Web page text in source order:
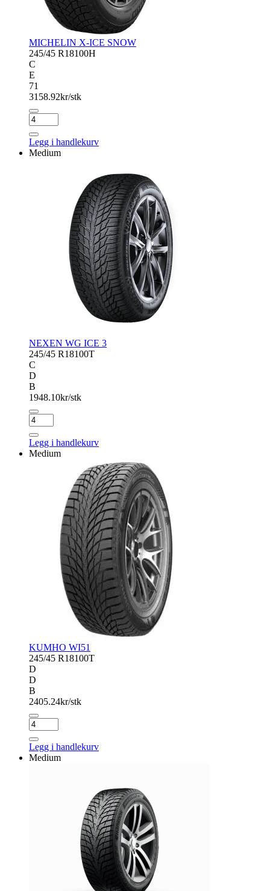
MICHELIN X-ICE SNOW
245/45 R18100H
C
E
71
3158.92kr/stk
MICHELIN
X-
ICE
SNOW
Legg i handlekurv
Medium
NEXEN WG ICE 3
245/45 R18100T
C
D
B
1948.10kr/stk
NEXEN
WG
ICE
3
Legg i handlekurv
Medium
KUMHO WI51
245/45 R18100T
D
D
B
2405.24kr/stk
KUMHO
WI51
antall
Legg i handlekurv
Medium